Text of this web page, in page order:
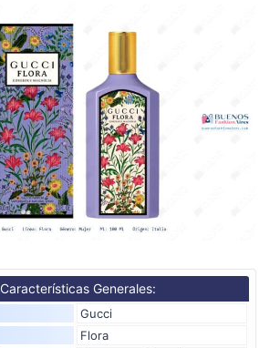
Características Generales:
Gucci
Flora